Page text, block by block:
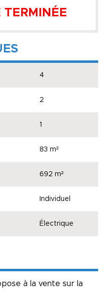
TERMINÉE
4
2
1
83 m²
692 m²
Individuel
Électrique
à la vente sur la